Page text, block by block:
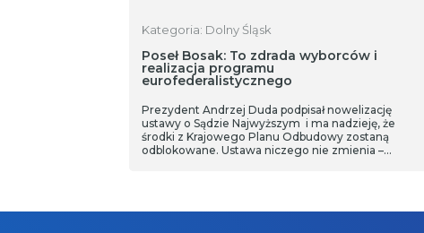
Kategoria: Dolny Śląsk
Poseł Bosak: To zdrada wyborców i
realizacja programu
eurofederalistycznego
Prezydent Andrzej Duda podpisał nowelizację
ustawy o Sądzie Najwyższym i ma nadzieję, że
środki z Krajowego Planu Odbudowy zostaną
odblokowane. Ustawa niczego nie zmienia –